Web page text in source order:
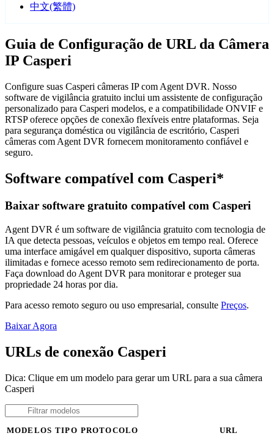
中文(繁體)
Guia de Configuração de URL da Câmera
IP Casperi
Configure suas Casperi câmeras IP com Agent DVR. Nosso
software de vigilância gratuito inclui um assistente de configuração
personalizado para Casperi modelos, e a compatibilidade ONVIF e
RTSP oferece opções de conexão flexíveis entre plataformas. Seja
para segurança doméstica ou vigilância de escritório, Casperi
câmeras com Agent DVR fornecem monitoramento confiável e
seguro.
Software compatível com Casperi*
Baixar software gratuito compatível com Casperi
Agent DVR é um software de vigilância gratuito com tecnologia de
IA que detecta pessoas, veículos e objetos em tempo real. Oferece
uma interface amigável em qualquer dispositivo, suporta câmeras
ilimitadas e fornece acesso remoto sem redirecionamento de porta.
Faça download do Agent DVR para monitorar e proteger sua
propriedade 24 horas por dia.
Para acesso remoto seguro ou uso empresarial, consulte Preços.
Baixar Agora
URLs de conexão Casperi
Dica: Clique em um modelo para gerar um URL para a sua câmera
Casperi
MODELOS TIPO PROTOCOLO URL